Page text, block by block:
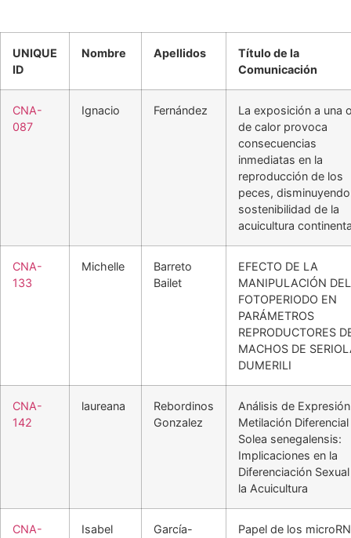
UNIQUE
ID
Nombre Apellidos
Título de la
Comunicación
CNA-
087
Ignacio Fernández
La exposición a una
de calor provoca
consecuencias
inmediatas en la
reproducción de los
peces,
sostenibilidad de la
acuicultura
CNA-
133
Michelle
Barreto
Bailet
EFECTO DE LA
MANIPULACIÓN DEL
FOTOPERIODO EN
PARÁMETROS
REPRODUCTORES
MACHOS DE
DUMERILI
CNA-
142
laureana
Rebordinos
Gonzalez
Análisis de
Metilación Diferencial
Solea senegalensis:
Implicaciones en la
Diferenciación
la Acuicultura
CNA-
Isabel
García-
Papel de los